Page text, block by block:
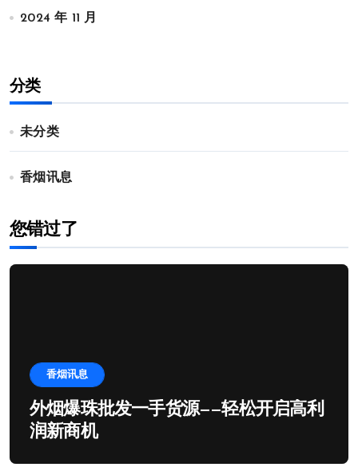
2024 年 11 月
分类
未分类
香烟讯息
您错过了
香烟讯息
外烟爆珠批发一手货源——轻松开启高利
润新商机